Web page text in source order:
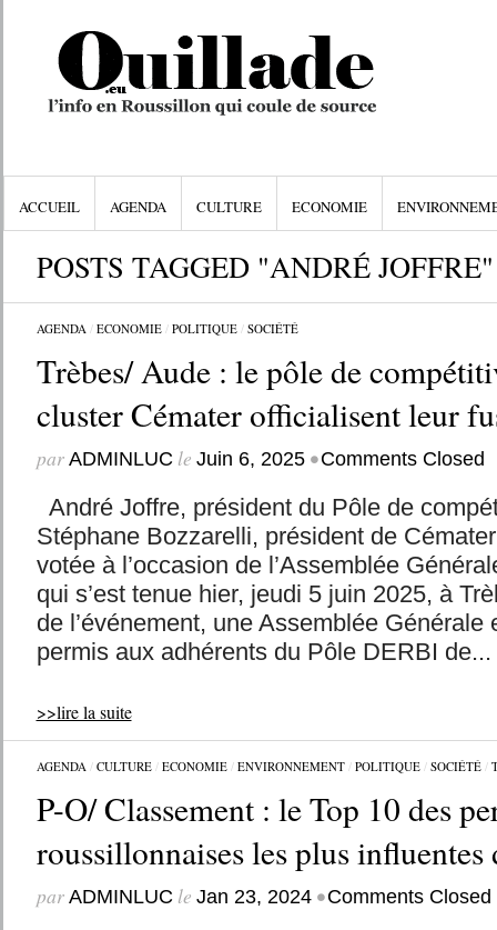
ACCUEIL AGENDA CULTURE ECONOMIE
POSTS TAGGED "ANDRÉ JOFFRE"
AGENDA/ ECONOMIE/ POLITIQUE/ SOCIÉTÉ
Trèbes/ Aude : le pôle de
cluster Cémater officialisent leur
par ADMINLUC le Juin 6, 2025 •Comments Closed
André Joffre, président du Pôle de
Stéphane Bozzarelli, président de
votée à l’occasion de l’Assemblée
qui s’est tenue hier, jeudi 5 juin 2025, à
de l’événement, une Assemblée Générale
permis aux adhérents du Pôle DERBI de...
>>lire la suite
AGENDA/ CULTURE/ ECONOMIE/ ENVIRONNEMENT/ POLITIQUE/ SOCIÉTÉ/
P-O/ Classement : le Top 10 des
roussillonnaises les plus influentes
par ADMINLUC le Jan 23, 2024 •Comments Closed